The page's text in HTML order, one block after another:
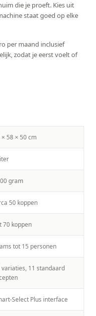
die je proeft. Kies uit
staat goed op elke
per maand inclusief
zodat je eerst voelt of
× 58 × 50 cm
gram
50 koppen
70 koppen
tot 15 personen
variaties, 11 standaard
Select Plus interface